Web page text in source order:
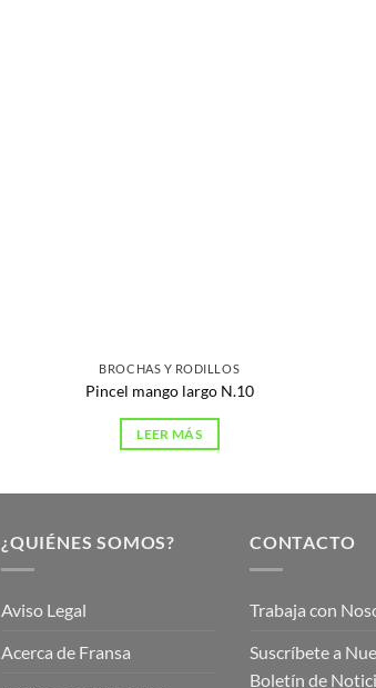
BROCHAS Y RODILLOS
Pincel mango largo N.10
LEER MÁS
¿QUIÉNES SOMOS?
Aviso Legal
Acerca de Fransa
CONTACTO
Trabaja con
Suscríbete a
Boletín de